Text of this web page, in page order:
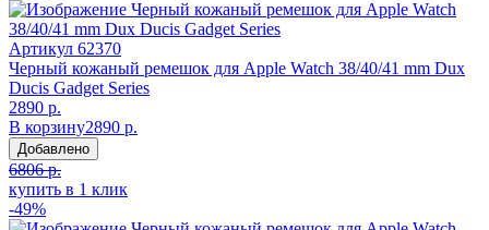
Артикул 62370
Черный кожаный ремешок для Apple Watch 38/40/41 mm Dux
Ducis Gadget Series
2890 р.
В корзину2890 р.
Добавлено
6806 р.
купить в 1 клик
-49%